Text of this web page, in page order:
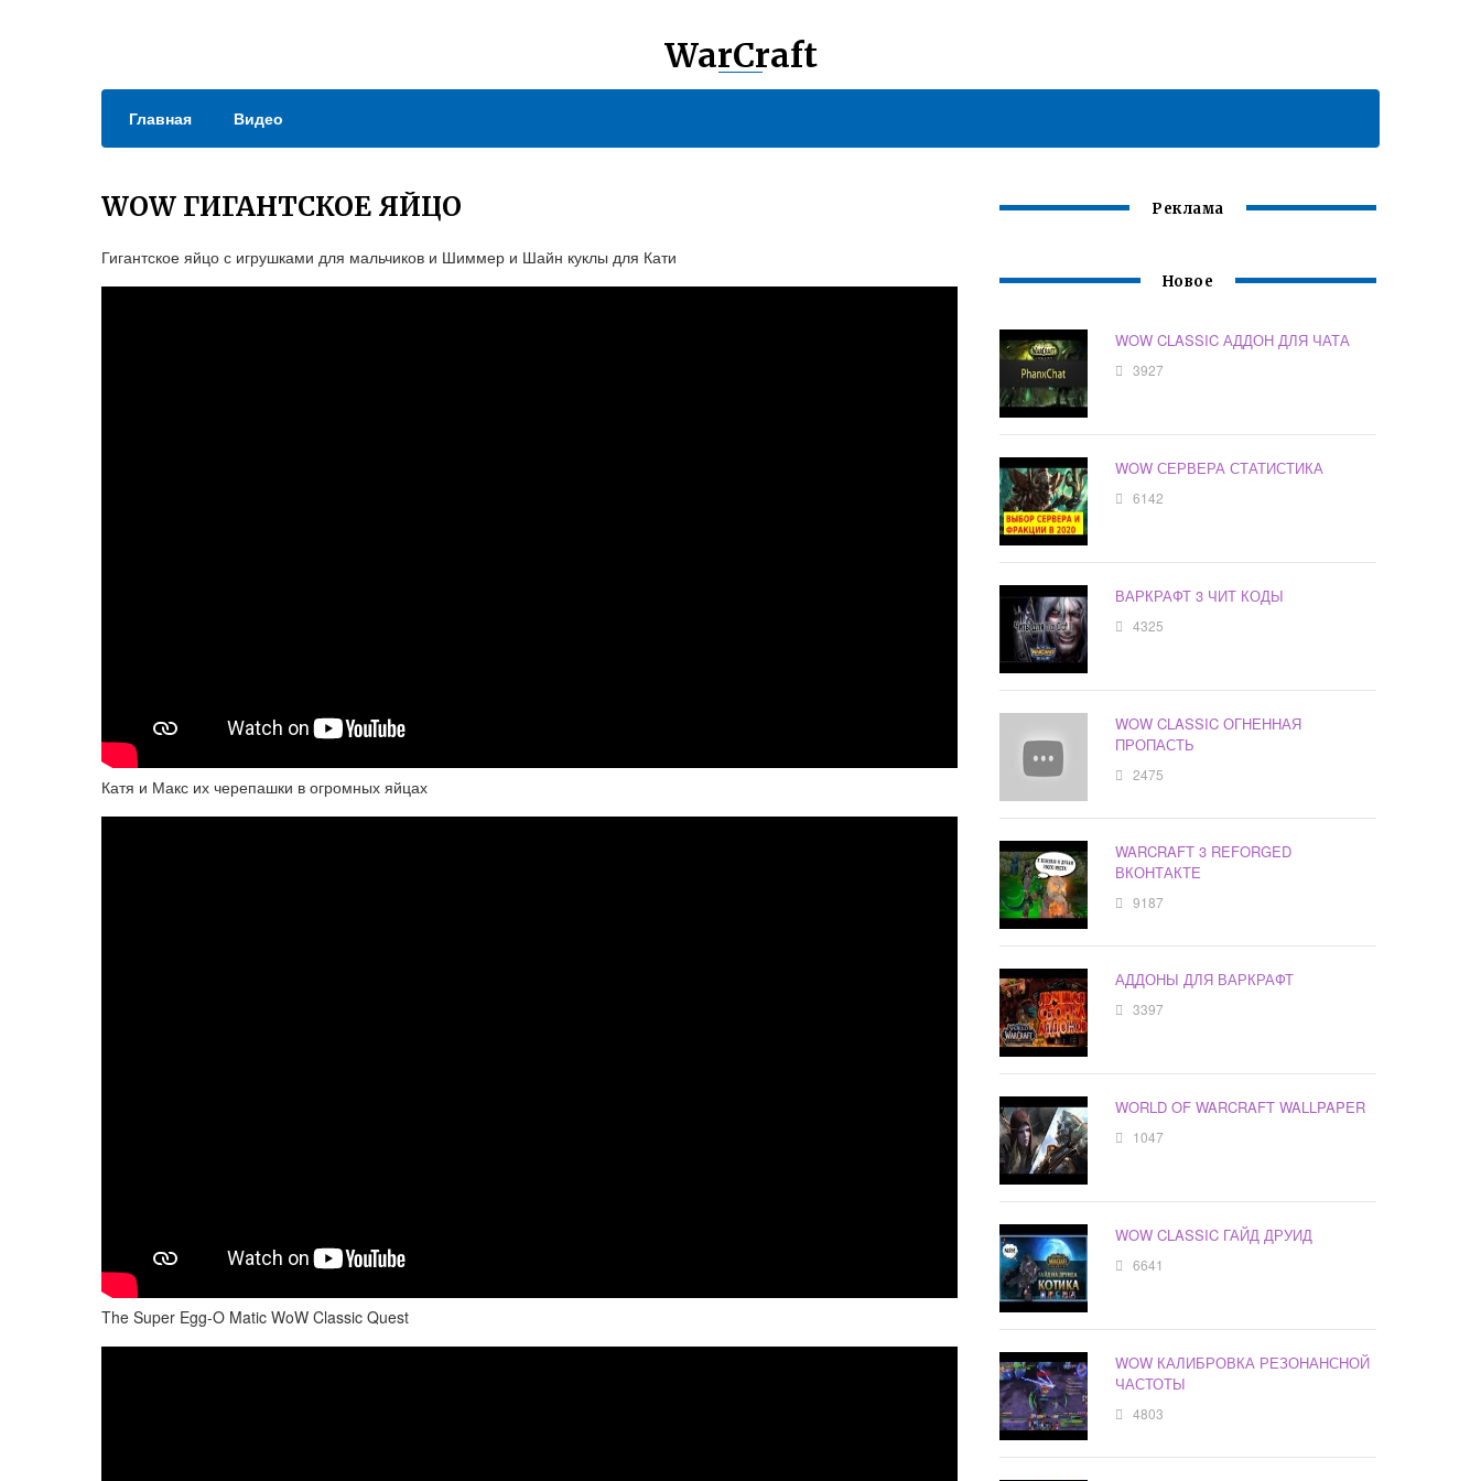
WarCraft
Главная Видео
WOW ГИГАНТСКОЕ ЯЙЦО
Гигантское яйцо с игрушками для мальчиков и Шиммер и Шайн куклы для Кати
Катя и Макс их черепашки в огромных яйцах
The Super Egg-O Matic WoW Classic Quest
Реклама
Новое
WOW CLASSIC АДДОН ДЛЯ ЧАТА
3927
WOW СЕРВЕРА СТАТИСТИКА
6142
ВАРКРАФТ 3 ЧИТ КОДЫ
4325
WOW CLASSIC ОГНЕННАЯ
ПРОПАСТЬ
2475
WARCRAFT 3 REFORGED
ВКОНТАКТЕ
9187
АДДОНЫ ДЛЯ ВАРКРАФТ
3397
WORLD OF WARCRAFT WALLPAPER
1047
WOW CLASSIC ГАЙД ДРУИД
6641
WOW КАЛИБРОВКА РЕЗОНАНСНОЙ
ЧАСТОТЫ
4803